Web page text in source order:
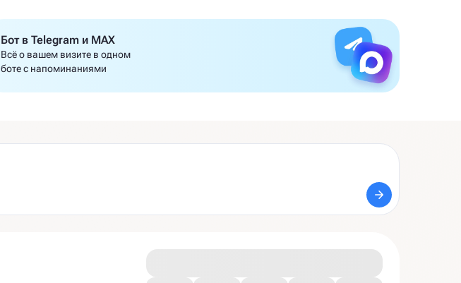
Бот в Telegram и MAX
Всё о вашем визите в одном
боте с напоминаниями